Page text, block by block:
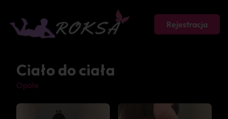
Rejestracja
Ciało do ciała
Opole